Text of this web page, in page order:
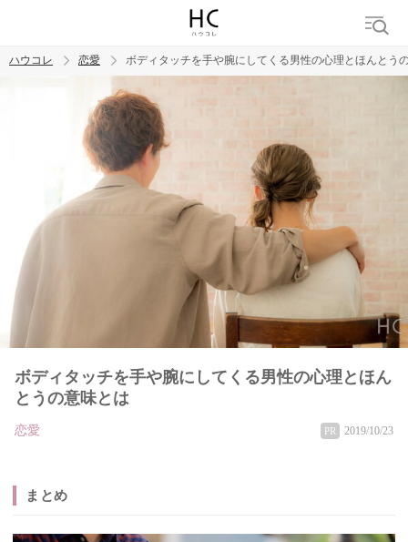
トレンド ワード
ハウコレ 恋愛 ボディタッチを手や腕にしてくる男性の心理とほんとう
ボディタッチを手や腕にしてくる男性の心理とほん
とうの意味とは
恋愛 PR 2019/10/23
まとめ